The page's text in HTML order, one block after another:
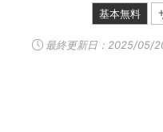
基本無料
最終更新日： 2025/05/